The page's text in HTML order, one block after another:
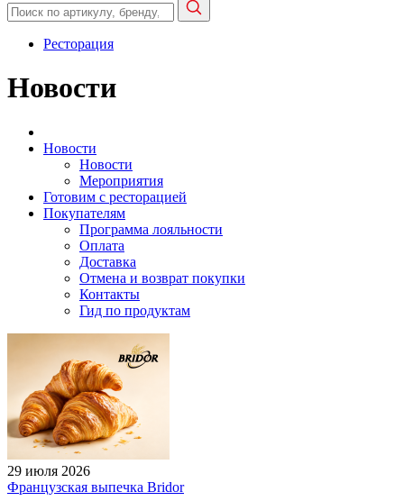
Ресторация
Новости
Новости
Новости
Мероприятия
Готовим с ресторацией
Покупателям
Программа лояльности
Оплата
Доставка
Отмена и возврат покупки
Контакты
Гид по продуктам
29 июля 2026
Французская выпечка Bridor